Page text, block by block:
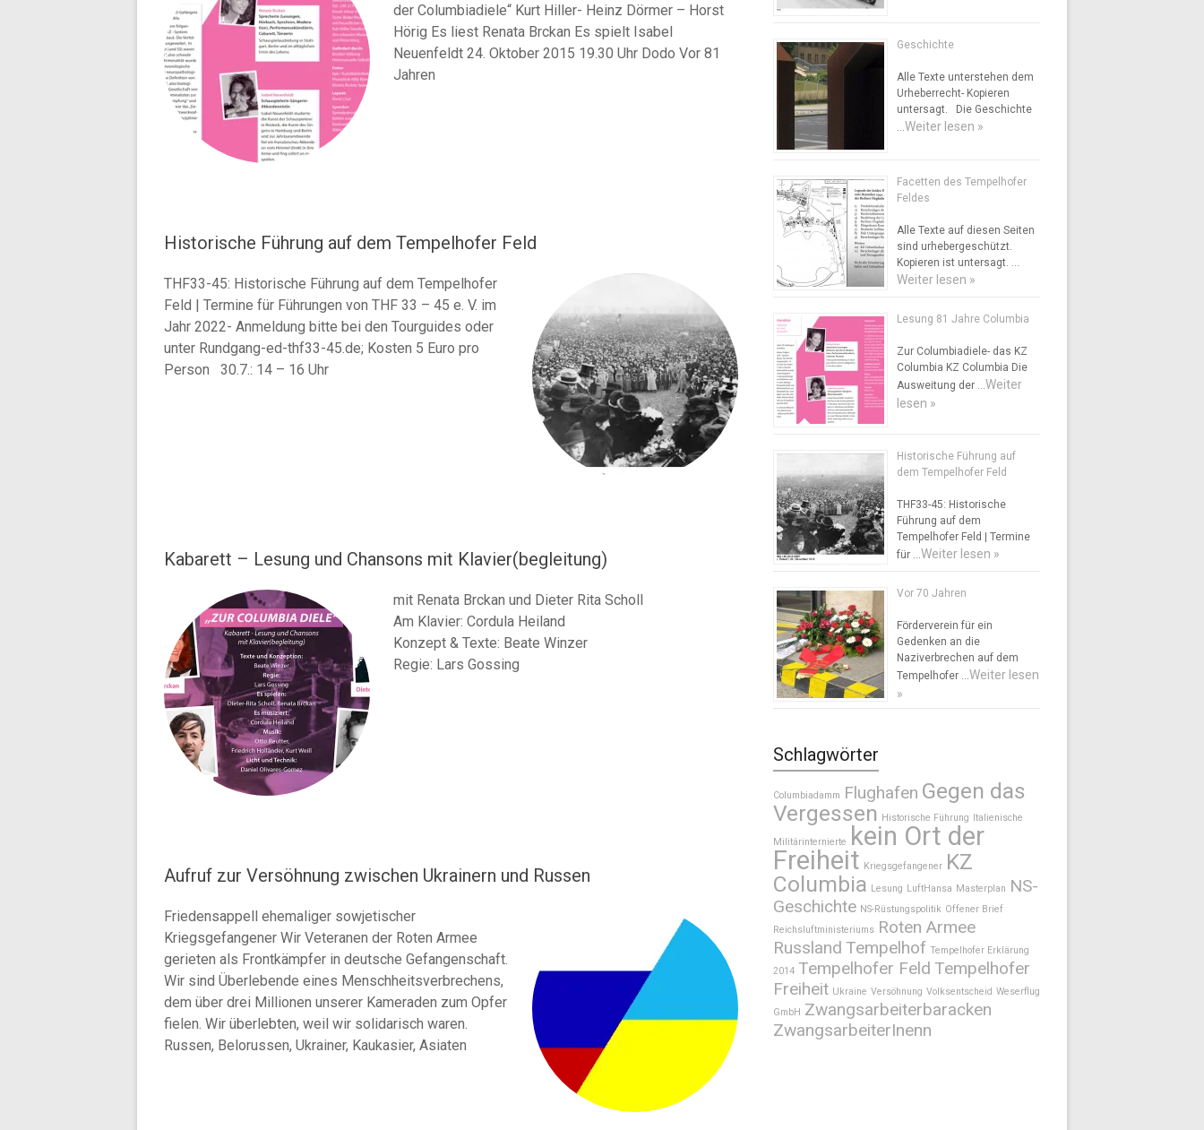
der Columbiadiele“ Kurt Hiller- Heinz Dörmer – Horst
Hörig Es liest Renata Brckan Es spielt Isabel
Neuenfeldt 24. Oktober 2015 19.30 Uhr Dodo Vor 81
Jahren
Historische Führung auf dem Tempelhofer Feld
THF33-45: Historische Führung auf dem Tempelhofer
Feld | Termine für Führungen von THF 33 – 45 e. V. im
Jahr 2022- Anmeldung bitte bei den Tourguides oder
unter Rundgang-ed-thf33-45.de; Kosten 5 Euro pro
Person 30.7.: 14 – 16 Uhr
Kabarett – Lesung und Chansons mit Klavier(begleitung)
mit Renata Brckan und Dieter Rita Scholl
Am Klavier: Cordula Heiland
Konzept & Texte: Beate Winzer
Regie: Lars Gossing
Aufruf zur Versöhnung zwischen Ukrainern und Russen
Friedensappell ehemaliger sowjetischer
Kriegsgefangener Wir Veteranen der Roten Armee
gerieten als Frontkämpfer in deutsche Gefangenschaft.
Wir sind Überlebende eines Menschheitsverbrechens,
dem über drei Millionen unserer Kameraden zum Opfer
fielen. Wir überlebten, weil wir solidarisch waren.
Russen, Belorussen, Ukrainer, Kaukasier, Asiaten
Geschichte
Alle Texte unterstehen dem
Urheberrecht- Kopieren
untersagt. Die Geschichte
Weiter lesen »
Facetten des Tempelhofer
Feldes
Alle Texte auf diesen Seiten
sind urhebergeschützt.
Kopieren ist untersagt. …
Weiter lesen »
Lesung 81 Jahre Columbia
Zur Columbiadiele- das KZ
Columbia KZ Columbia Die
Ausweitung der … Weiter
lesen »
Historische Führung auf
dem Tempelhofer Feld
THF33-45: Historische
Führung auf dem
Tempelhofer Feld | Termine
für … Weiter lesen »
Vor 70 Jahren
Förderverein für ein
Gedenken an die
Naziverbrechen auf dem
Tempelhofer … Weiter lesen
»
Schlagwörter
Columbiadamm Flughafen Gegen das
Vergessen Historische Führung Italienische
Militärinternierte kein Ort der
Freiheit Kriegsgefangener KZ
Columbia Lesung LuftHansa Masterplan NS-
Geschichte NS-Rüstungspolitik Offener Brief
Reichsluftministeriums Roten Armee
Russland Tempelhof Tempelhofer Erklärung
2014 Tempelhofer Feld Tempelhofer
Freiheit Ukraine Versöhnung Volksentscheid Weserflug
GmbH Zwangsarbeiterbaracken
ZwangsarbeiterInenn